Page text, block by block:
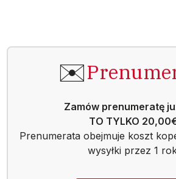
✉️
Zamów prenumeratę
TO TYLKO
Prenumerata obejmuje koszt
wysyłki przez 1